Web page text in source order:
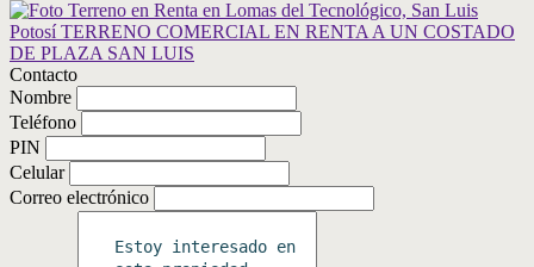
Contacto
Nombre
Teléfono
PIN
Celular
Correo electrónico